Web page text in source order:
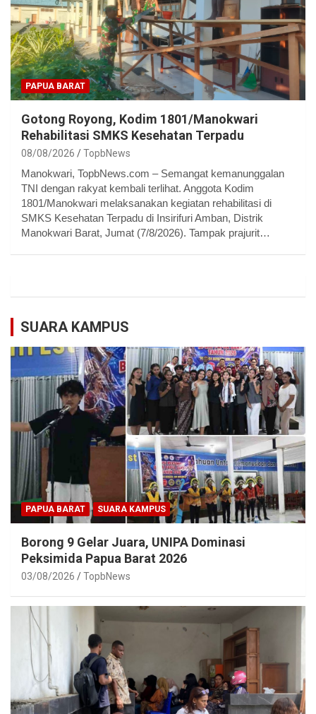
PAPUA BARAT
Gotong Royong, Kodim 1801/Manokwari
Rehabilitasi SMKS Kesehatan Terpadu
08/08/2026 TopbNews
Manokwari, TopbNews.com – Semangat kemanunggalan
TNI dengan rakyat kembali terlihat. Anggota Kodim
1801/Manokwari melaksanakan kegiatan rehabilitasi di
SMKS Kesehatan Terpadu di Insirifuri Amban, Distrik
Manokwari Barat, Jumat (7/8/2026). Tampak prajurit…
SUARA KAMPUS
PAPUA BARAT SUARA KAMPUS
Borong 9 Gelar Juara, UNIPA Dominasi
Peksimida Papua Barat 2026
03/08/2026 TopbNews